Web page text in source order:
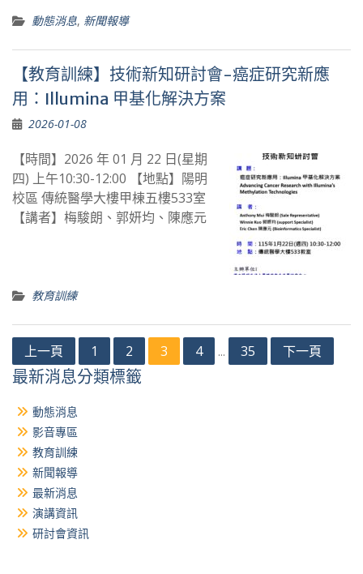
動態消息, 新聞報導
【教育訓練】技術新知研討會-癌症研究新應
用：Illumina 甲基化解決方案
2026-01-08
【時間】2026 年 01 月 22 日(星期
四) 上午10:30-12:00 【地點】陽明
校區 傳統醫學大樓甲棟五樓533室
【講者】梅駿朗、郭妍均、陳應元
教育訓練
章
頁
上一頁 1 2 3 4 ... 35 下一頁
最新消息分類標籤
動態消息
影音專區
教育訓練
新聞報導
最新消息
演講資訊
研討會資訊